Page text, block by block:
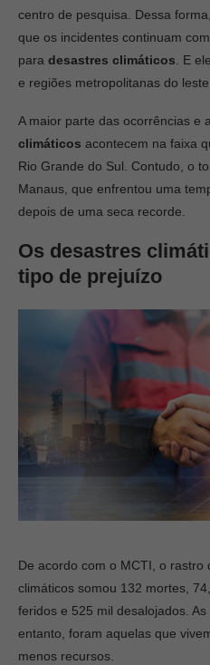
centro de pesquisa. Dessa
que os incidentes continuam
para desastres climáticos . E
e regiões metropolitanas do
A maior parte das ocorrências e
climáticos acontecem na faixa
Rio Grande do Sul. Contudo, o
Manaus, que enfrentou uma
depois de uma seca recorde.
Os desastres
tipo de prejuízo
De acordo com o MCTI, o rastro
climáticos somou 132 mortes,
feridos e 525 mil desalojados.
entanto, foram aquelas que
menos recursos.